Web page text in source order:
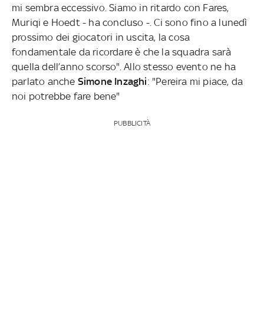
mi sembra eccessivo. Siamo in ritardo con Fares,
Muriqi e Hoedt - ha concluso -. Ci sono fino a lunedì
prossimo dei giocatori in uscita, la cosa
fondamentale da ricordare è che la squadra sarà
quella dell’anno scorso". Allo stesso evento ne ha
parlato anche Simone Inzaghi: "Pereira mi piace, da
noi potrebbe fare bene"
PUBBLICITÀ